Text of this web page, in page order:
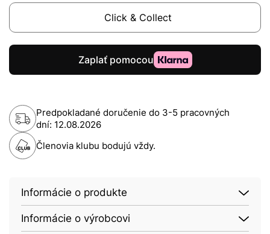
Click & Collect
Predpokladané doručenie do 3-5 pracovných
dní: 12.08.2026
Členovia klubu bodujú vždy.
Informácie o produkte
Informácie o výrobcovi